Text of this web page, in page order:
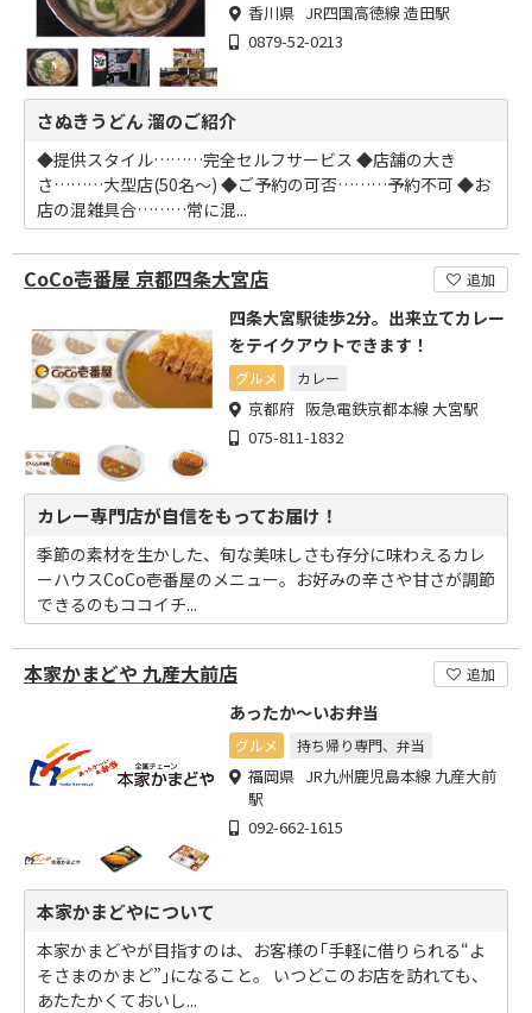
香川県 JR四国高徳線 造田駅
0879-52-0213
さぬきうどん 溜のご紹介
◆提供スタイル………完全セルフサービス ◆店舗の大き
さ………大型店(50名～) ◆ご予約の可否………予約不可 ◆お
店の混雑具合………常に混...
CoCo壱番屋 京都四条大宮店 追加
四条大宮駅徒歩2分。出来立てカレー
をテイクアウトできます！
グルメ カレー
京都府 阪急電鉄京都本線 大宮駅
075-811-1832
カレー専門店が自信をもってお届け！
季節の素材を生かした、旬な美味しさも存分に味わえるカレ
ーハウスCoCo壱番屋のメニュー。お好みの辛さや甘さが調節
できるのもココイチ...
本家かまどや 九産大前店 追加
あったか～いお弁当
グルメ 持ち帰り専門、弁当
福岡県 JR九州鹿児島本線 九産大前
駅
092-662-1615
本家かまどやについて
本家かまどやが目指すのは、お客様の｢手軽に借りられる“よ
そさまのかまど”｣になること。 いつどこのお店を訪れても、
あたたかくておいし...